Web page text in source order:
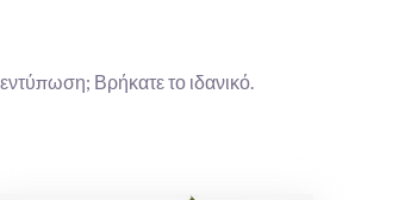
Βρήκατε το ιδανικό.